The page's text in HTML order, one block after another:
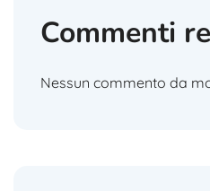
Commenti
Nessun commento da